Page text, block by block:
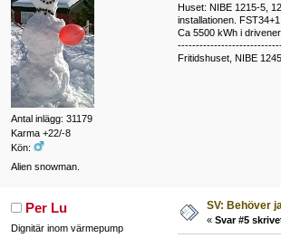
Antal inlägg: 31179
Karma +22/-8
Kön:
Alien snowman.
Huset: NIBE 1215-5,
installationen.
Ca 5500 kWh i
Fritidshuset, NIBE
Per Lu
Dignitär inom värmepump
SV: Behöver
« Svar #5